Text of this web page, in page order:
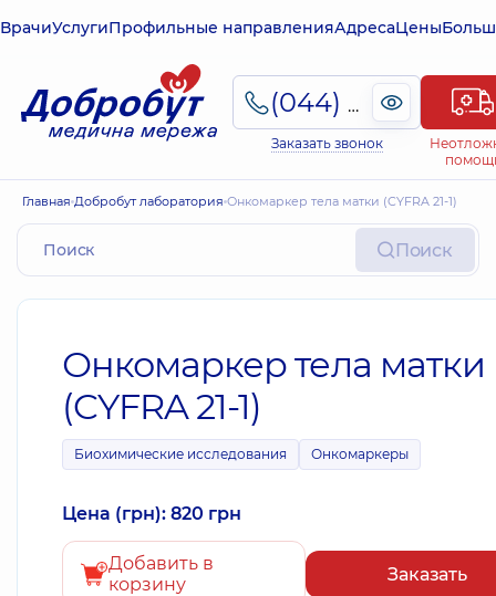
ВрачиУслугиПрофильные направленияАдресаЦены
(044) 495-2-888
Заказать звонок
Главная Добробут лаборатория Онкомаркер тела матки (CYFRA 21-1)
Поиск
Онкомаркер тела матки
(CYFRA 21-1)
Биохимические исследования Онкомаркеры
Цена (грн): 820 грн
Добавить в
корзину
Заказать